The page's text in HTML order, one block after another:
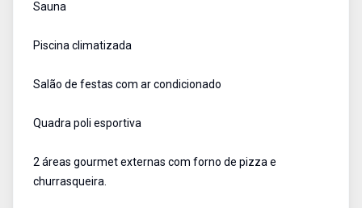
Sauna
Piscina climatizada
Salão de festas com ar condicionado
Quadra poli esportiva
2 áreas gourmet externas com forno de pizza e
churrasqueira.